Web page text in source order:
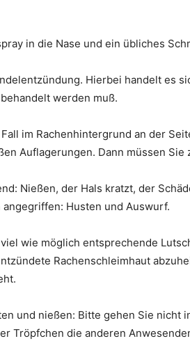
in die Nase und ein übliches
Hierbei handelt es
werden muß.
im Rachenhintergrund an der
Auflagerungen. Dann müssen Sie
Nießen, der Hals kratzt, der
angegriffen: Husten und Auswurf.
wie möglich entsprechende
Rachenschleimhaut
und nießen: Bitte gehen Sie nicht
Tröpfchen die anderen